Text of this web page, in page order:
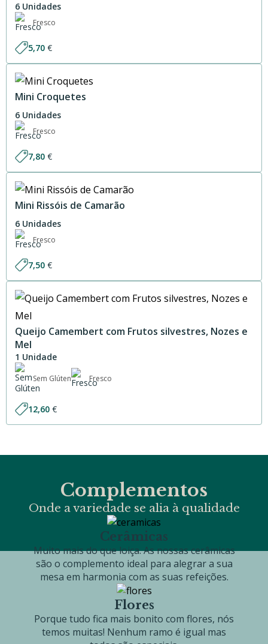
6 Unidades
Fresco
5,70 €
Mini Croquetes
6 Unidades
Fresco
7,80 €
Mini Rissóis de Camarão
6 Unidades
Fresco
7,50 €
Queijo Camembert com Frutos silvestres, Nozes e
Mel
1 Unidade
Sem Glúten Fresco
12,60 €
Complementos
Onde a variedade se alia à qualidade
Cerâmicas
Muito mais do que loiça. As nossas cerâmicas
são o complemento ideal para alegrar a sua
mesa em harmonia com as suas refeições.
Flores
Porque tudo fica mais bonito com flores, nós
temos muitas! Nenhum ramo é igual mas